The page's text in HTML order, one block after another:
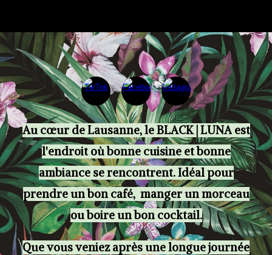
Au cœur de Lausanne, leBLACK | LUNAest
l'endroit où bonne cuisine et bonne
ambiance se rencontrent. Idéal pour
prendre un bon café, manger un morceau
ou boire un bon cocktail.
Que vous veniez après une longue journée